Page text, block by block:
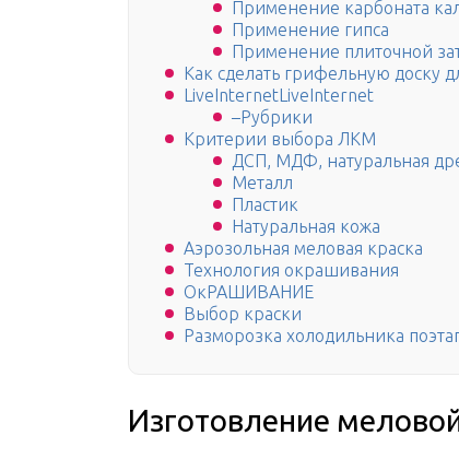
Применение карбоната
Применение гипса
Применение плиточной
Как сделать грифельную доску
LiveInternetLiveInternet
–Рубрики
Критерии выбора ЛКМ
ДСП, МДФ, натуральная
Металл
Пластик
Натуральная кожа
Аэрозольная меловая краска
Технология окрашивания
ОкРАШИВАНИЕ
Выбор краски
Разморозка холодильника
Изготовление